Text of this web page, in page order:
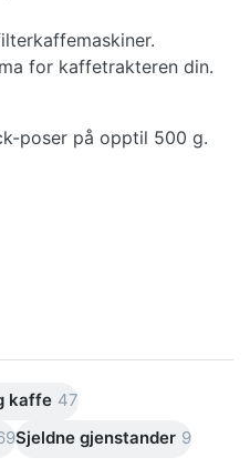
for kaffetrakteren din.
poser på opptil 500 g.
kaffe 47
Sjeldne gjenstander 9